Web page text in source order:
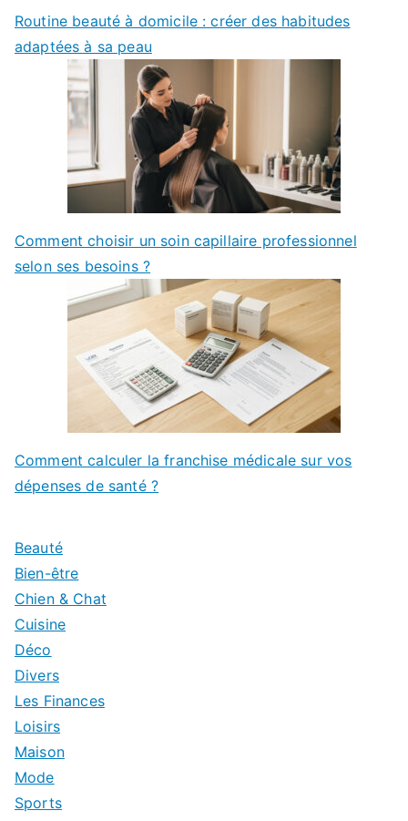
Routine beauté à domicile : créer des habitudes
adaptées à sa peau
Comment choisir un soin capillaire professionnel
selon ses besoins ?
Comment calculer la franchise médicale sur vos
dépenses de santé ?
Beauté
Bien-être
Chien & Chat
Cuisine
Déco
Divers
Les Finances
Loisirs
Maison
Mode
Sports